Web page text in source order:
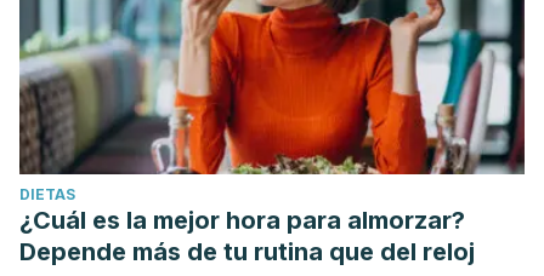
DIETAS
¿Cuál es la mejor hora para almorzar?
Depende más de tu rutina que del reloj